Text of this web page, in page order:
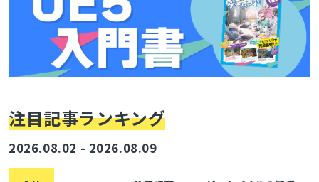
注目記事ランキング
2026.08.02 - 2026.08.09